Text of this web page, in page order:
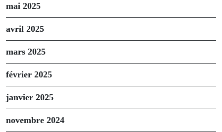
mai 2025
avril 2025
mars 2025
février 2025
janvier 2025
novembre 2024